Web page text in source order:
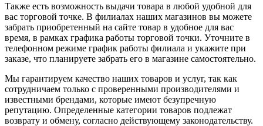
Также есть возможность выдачи товара в любой удобной для
вас торговой точке. В филиалах наших магазинов вы можете
забрать приобретенный на сайте товар в удобное для вас
время, в рамках графика работы торговой точки. Уточните в
телефонном режиме график работы филиала и укажите при
заказе, что планируете забрать его в магазине самостоятельно.
Мы гарантируем качество наших товаров и услуг, так как
сотрудничаем только с проверенными производителями и
известными брендами, которые имеют безупречную
репутацию. Определенные категории товаров подлежат
возврату и обмену, согласно действующему законодательству.